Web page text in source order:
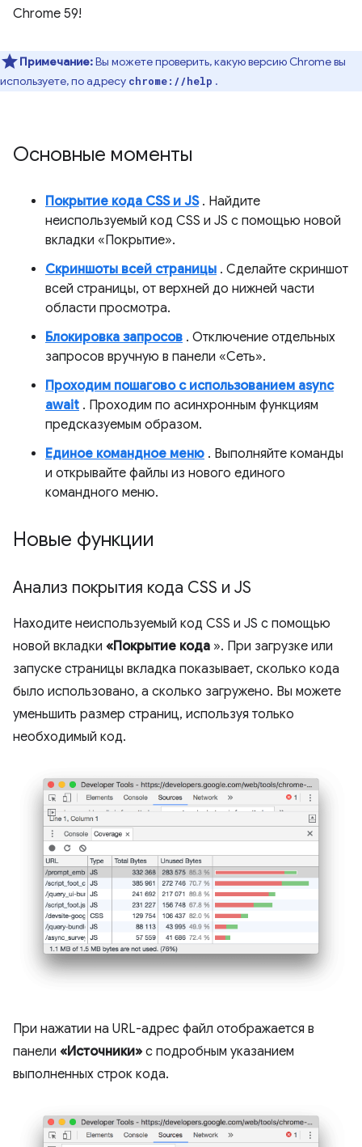
Chrome 59!
Примечание:Вы можете проверить, какую версию Chrome вы
используете, по адресу chrome://help .
Основные моменты
Покрытие кода CSS и JS. Найдите
неиспользуемый код CSS и JS с помощью новой
вкладки «Покрытие».
Скриншоты всей страницы . Сделайте скриншот
всей страницы, от верхней до нижней части
области просмотра.
Блокировка запросов . Отключение отдельных
запросов вручную в панели «Сеть».
Проходим пошагово с использованием async
await . Проходим по асинхронным функциям
предсказуемым образом.
Единое командное меню . Выполняйте команды
и открывайте файлы из нового единого
командного меню.
Новые функции
Анализ покрытия кода CSS и JS
Находите неиспользуемый код CSS и JS с помощью
новой вкладки «Покрытие кода ». При загрузке или
запуске страницы вкладка показывает, сколько кода
было использовано, а сколько загружено. Вы можете
уменьшить размер страниц, используя только
необходимый код.
При нажатии на URL-адрес файл отображается в
панели «Источники» с подробным указанием
выполненных строк кода.